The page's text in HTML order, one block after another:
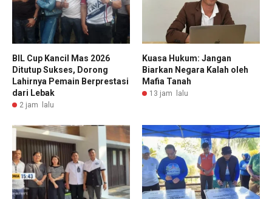
BIL Cup Kancil Mas 2026
Ditutup Sukses, Dorong
Lahirnya Pemain Berprestasi
dari Lebak
2 jam lalu
Kuasa Hukum: Jangan
Biarkan Negara Kalah oleh
Mafia Tanah
13 jam lalu